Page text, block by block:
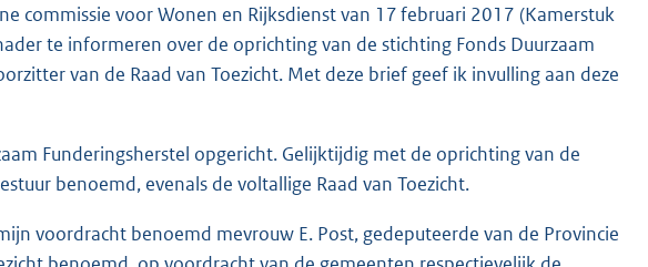
commissie voor Wonen en Rijksdienst van 17 februari 2017 (Kamerstuk
te informeren over de oprichting van de stichting Fonds Duurzaam
van de Raad van Toezicht. Met deze brief geef ik invulling aan deze
Funderingsherstel opgericht. Gelijktijdig met de oprichting van de
benoemd, evenals de voltallige Raad van Toezicht.
voordracht benoemd mevrouw E. Post, gedeputeerde van de Provincie